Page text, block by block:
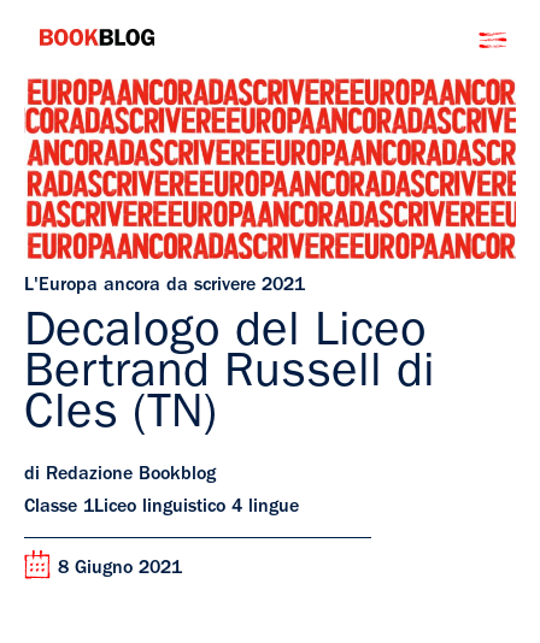
contenuto
Bookblog
L'Europa ancora da scrivere 2021
Decalogo del Liceo
Bertrand Russell di
Cles (TN)
di Redazione Bookblog
Classe 1Liceo linguistico 4 lingue
8 Giugno 2021